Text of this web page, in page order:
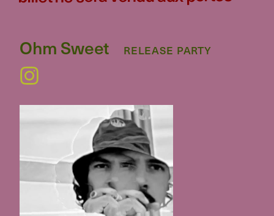
Ohm Sweet RELEASE PARTY